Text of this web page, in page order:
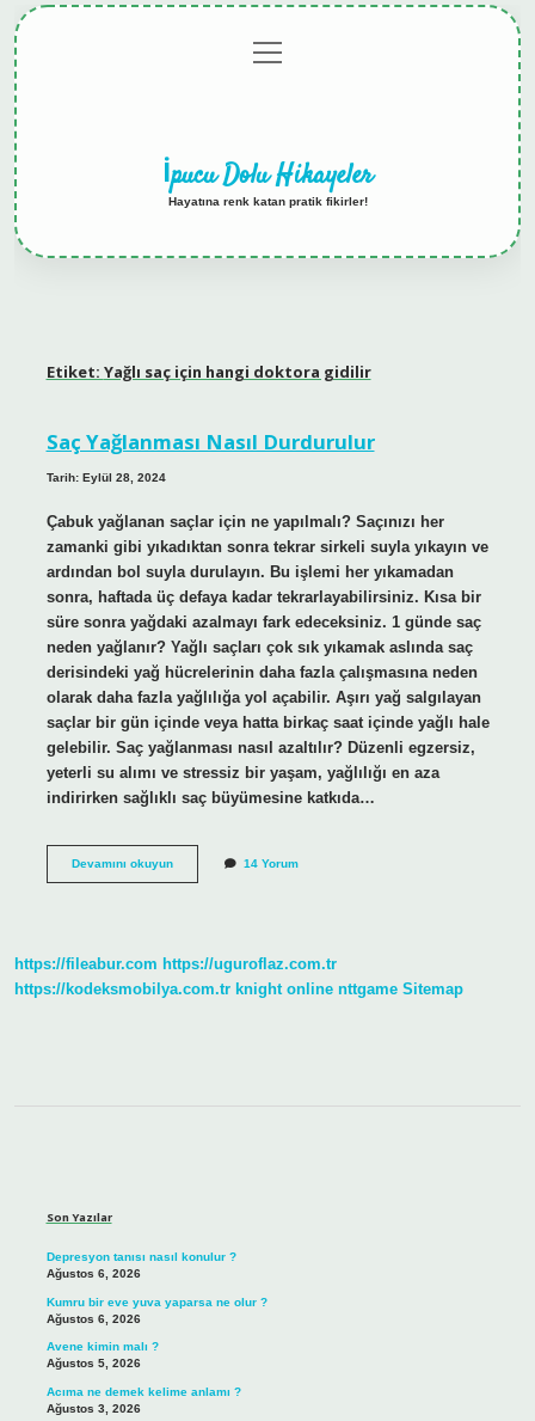
menüyü
aç
İpucu Dolu Hikayeler
Hayatına renk katan pratik fikirler!
Etiket: Yağlı saç için hangi doktora gidilir
Saç Yağlanması Nasıl Durdurulur
Tarih: Eylül 28, 2024
Çabuk yağlanan saçlar için ne yapılmalı? Saçınızı her
zamanki gibi yıkadıktan sonra tekrar sirkeli suyla yıkayın ve
ardından bol suyla durulayın. Bu işlemi her yıkamadan
sonra, haftada üç defaya kadar tekrarlayabilirsiniz. Kısa bir
süre sonra yağdaki azalmayı fark edeceksiniz. 1 günde saç
neden yağlanır? Yağlı saçları çok sık yıkamak aslında saç
derisindeki yağ hücrelerinin daha fazla çalışmasına neden
olarak daha fazla yağlılığa yol açabilir. Aşırı yağ salgılayan
saçlar bir gün içinde veya hatta birkaç saat içinde yağlı hale
gelebilir. Saç yağlanması nasıl azaltılır? Düzenli egzersiz,
yeterli su alımı ve stressiz bir yaşam, yağlılığı en aza
indirirken sağlıklı saç büyümesine katkıda…
Devamını okuyunSaç
14 Yorum
https://fileabur.com https://uguroflaz.com.tr
https://kodeksmobilya.com.tr knight online nttgame Sitemap
Son Yazılar
Depresyon tanısı nasıl konulur ?
Ağustos 6, 2026
Kumru bir eve yuva yaparsa ne olur ?
Ağustos 6, 2026
Avene kimin malı ?
Ağustos 5, 2026
Acıma ne demek kelime anlamı ?
Ağustos 3, 2026